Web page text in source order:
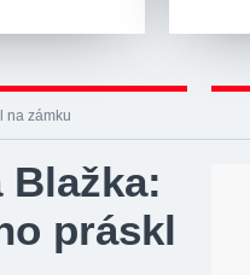
na zámku
Blažka:
práskl